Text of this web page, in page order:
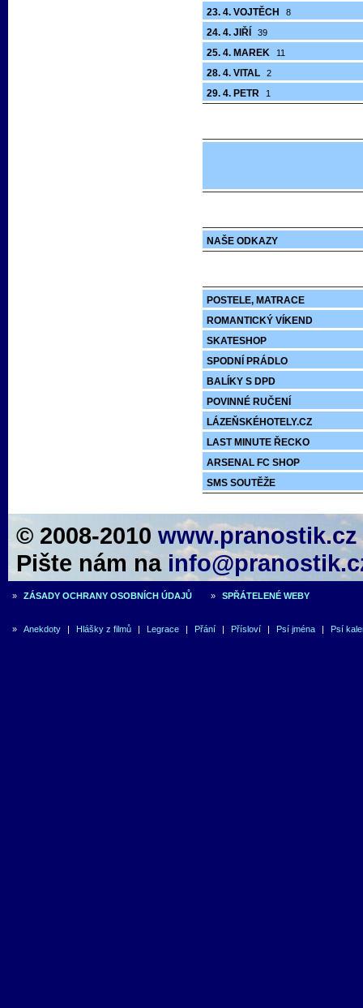
23. 4. VOJTĚCH 8
24. 4. JIŘÍ 39
25. 4. MAREK 11
28. 4. VITAL 2
29. 4. PETR 1
NAŠE ODKAZY
POSTELE, MATRACE
ROMANTICKÝ VÍKEND
SKATESHOP
SPODNÍ PRÁDLO
BALÍKY S DPD
POVINNÉ RUČENÍ
LÁZEŇSKÉHOTELY.CZ
LAST MINUTE ŘECKO
ARSENAL FC SHOP
SMS SOUTĚŽE
© 2008-2010 www.pranostik.cz
Pište nám na
» ZÁSADY OCHRANY OSOBNÍCH ÚDAJŮ » SPŘÁTELENÉ WEBY
» Anekdoty | Hlášky z filmů | Legrace | Přání | Přísloví | Psí jména | Psí